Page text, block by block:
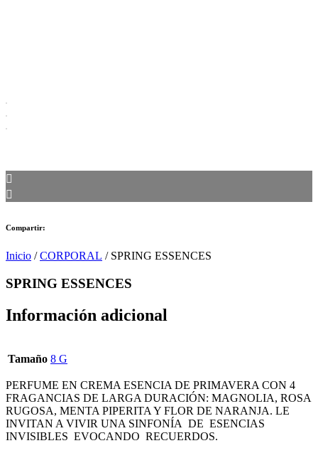
Compartir:
Inicio /CORPORAL / SPRING ESSENCES
SPRING ESSENCES
Información adicional
Tamaño 8 G
PERFUME EN CREMA ESENCIA DE PRIMAVERA CON 4
FRAGANCIAS DE LARGA DURACIÓN: MAGNOLIA, ROSA
RUGOSA, MENTA PIPERITA Y FLOR DE NARANJA. LE
INVITAN A VIVIR UNA SINFONÍA DE ESENCIAS
INVISIBLES EVOCANDO RECUERDOS.